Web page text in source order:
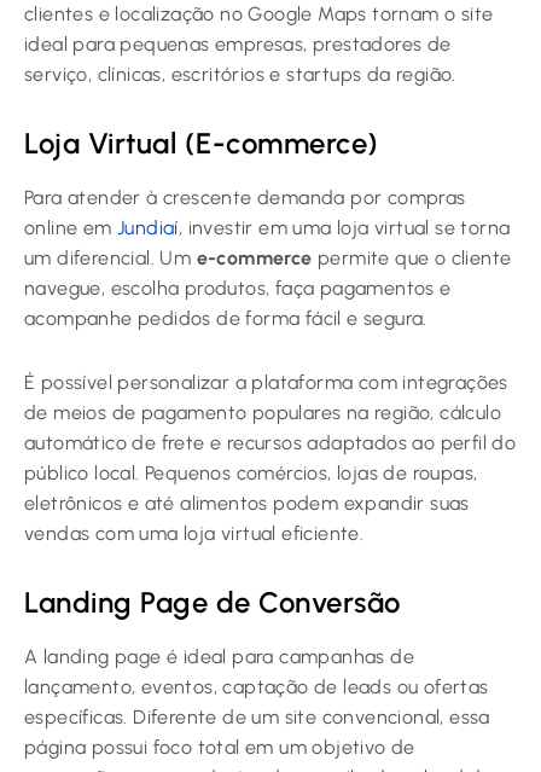
clientes e localização no Google Maps tornam o site
ideal para pequenas empresas, prestadores de
serviço, clínicas, escritórios e startups da região.
Loja Virtual (E-commerce)
Para atender à crescente demanda por compras
online em Jundiaí, investir em uma loja virtual se torna
um diferencial. Um e-commerce permite que o cliente
navegue, escolha produtos, faça pagamentos e
acompanhe pedidos de forma fácil e segura.
É possível personalizar a plataforma com integrações
de meios de pagamento populares na região, cálculo
automático de frete e recursos adaptados ao perfil do
público local. Pequenos comércios, lojas de roupas,
eletrônicos e até alimentos podem expandir suas
vendas com uma loja virtual eficiente.
Landing Page de Conversão
A landing page é ideal para campanhas de
lançamento, eventos, captação de leads ou ofertas
específicas. Diferente de um site convencional, essa
página possui foco total em um objetivo de